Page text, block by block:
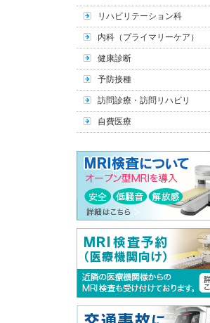
リハビリテーション科
内科（プライマリーケア）
健康診断
予防接種
訪問診療・訪問リハビリ
自費医療